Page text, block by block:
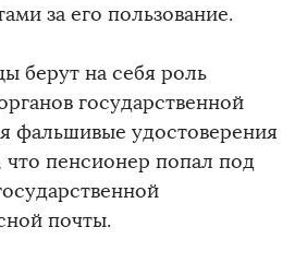
за его пользование.
берут на себя роль
государственной
фальшивые удостоверения
что пенсионер попал под
почты.